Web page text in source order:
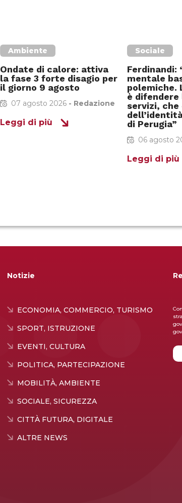
Ambiente
Ondate di calore: attiva
la fase 3 forte disagio per
il giorno 9 agosto
07 agosto 2026 - Redazione
Leggi di più
Sociale
Ferdinandi:
mentale
polemiche.
è
servizi, che
di Perugia”
06 agosto
Leggi di più
Notizie
ECONOMIA, COMMERCIO, TURISMO
SPORT, ISTRUZIONE
EVENTI, CULTURA
POLITICA, PARTECIPAZIONE
MOBILITÀ, AMBIENTE
SOCIALE, SICUREZZA
CITTÀ FUTURA, DIGITALE
ALTRE NEWS